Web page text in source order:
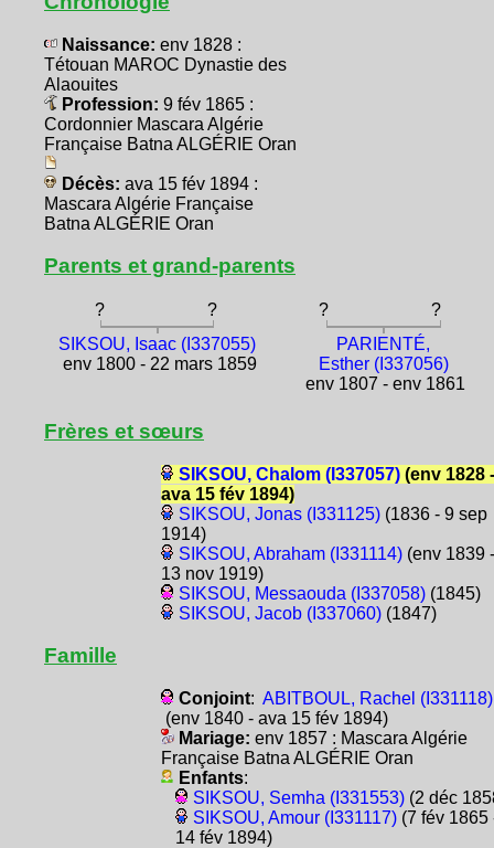
Naissance: env 1828 :
Tétouan MAROC Dynastie des
Alaouites
Profession: 9 fév 1865 :
Cordonnier Mascara Algérie
Française Batna ALGÉRIE Oran
Décès: ava 15 fév 1894 :
Mascara Algérie Française
Batna ALGÉRIE Oran
Parents et grand-parents
? ? ?
?
SIKSOU, Isaac (I337055)
env 1800 - 22 mars 1859
PARIENTÉ,
Esther (I337056)
env 1807 - env 1861
Frères et sœurs
SIKSOU, Chalom (I337057)(env 1828 -
ava 15 fév 1894)
SIKSOU, Jonas (I331125)(1836 - 9 sep
1914)
SIKSOU, Abraham (I331114)(env 1839 -
13 nov 1919)
SIKSOU, Messaouda (I337058)(1845)
SIKSOU, Jacob (I337060)(1847)
Famille
Conjoint: ABITBOUL, Rachel (I331118)
(env 1840 - ava 15 fév 1894)
Mariage: env 1857 : Mascara Algérie
Française Batna ALGÉRIE Oran
Enfants:
SIKSOU, Semha (I331553)(2 déc
SIKSOU, Amour (I331117)(7 fév 1865
14 fév 1894)